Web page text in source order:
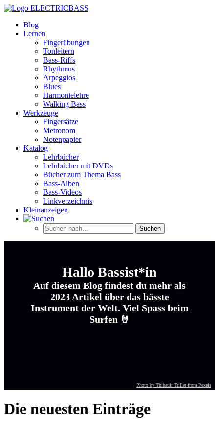
ELECTRICBASS
Blog
Lernen
Fingerübungen
Tonleitern
Bass-Riffs
Rhythmus
Arpeggios
Blues
Harmonielehre
Walking Bass
Werkzeuge
Fingersätze
Metronom
Notenpapier
Katalog
Lehrbücher
Lehrbücher mit DVDs
Bücher zum Thema Bass
Bass-Alben
Bass-Videos
Linkverzeichnis
Kleinanzeigen
Hallo Bassist*in
Auf diesem Blog findest du mehr als
2023 Artikel über das bässte
Instrument der Welt. Viel Spass beim
Surfen 🤘
Photo by Thibault Trillet from Pexels
Die neuesten Einträge